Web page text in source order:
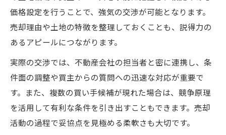
価格設定を行うことで、強気の交渉が可能となります。
売却理由や土地の特徴を整理しておくことも、説得力の
あるアピールにつながります。
実際の交渉では、不動産会社の担当者と密に連携し、条
件面の調整や買主からの質問への迅速な対応が重要で
す。また、複数の買い手候補が現れた場合は、競争原理
を活用して有利な条件を引き出すこともできます。売却
活動の過程で妥協点を見極める柔軟さも大切です。